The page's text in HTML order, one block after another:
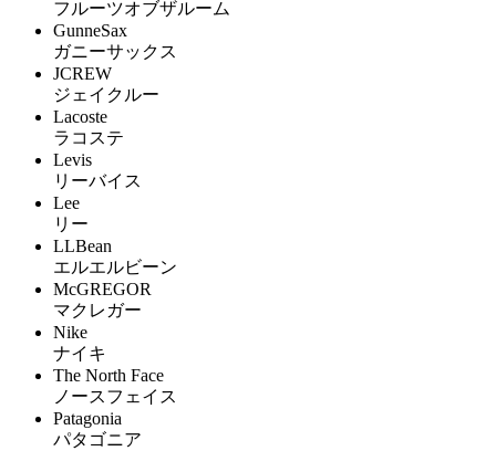
フルーツオブザルーム
GunneSax
ガニーサックス
JCREW
ジェイクルー
Lacoste
ラコステ
Levis
リーバイス
Lee
リー
LLBean
エルエルビーン
McGREGOR
マクレガー
Nike
ナイキ
The North Face
ノースフェイス
Patagonia
パタゴニア